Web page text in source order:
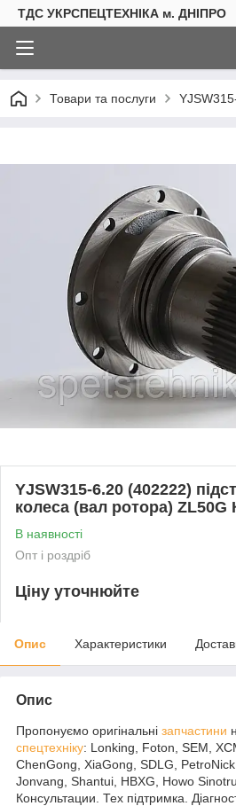
ТДС УКРСПЕЦТЕХНІКА м. ДНІПРО
Товари та послуги
YJSW315-6.20 (402222)
колеса (вал ротора) ZL50G
В наявності
Опт і роздріб
Ціну уточнюйте
Опис Характеристики
Опис
Пропонуємо оригінальні запчастини
спецтехніку: Lonking, Foton, SEM,
ChenGong, XiaGong, SDLG,
Jonvang, Shantui, HBXG, Howo
Консультации. Тех підтримка.